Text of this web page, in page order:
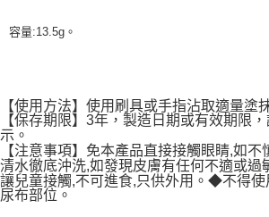
容量:13.5g。
【使用方法】使用刷具或手指沾取適量塗
【保存期限】3年，製造日期或有效期限
示。
【注意事項】免本產品直接接觸眼睛,如
清水徹底沖洗,如發現皮膚有任何不適或過
讓兒童接觸,不可進食,只供外用。◆不得使
尿布部位。